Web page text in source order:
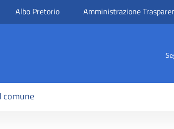
Albo Pretorio Amministrazione
comune